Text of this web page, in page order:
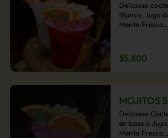
Delicioso
Blanco, Jugo
Menta Fresca.
$5.800
MOJITOS
Delicioso
en base a
Menta Fresca.